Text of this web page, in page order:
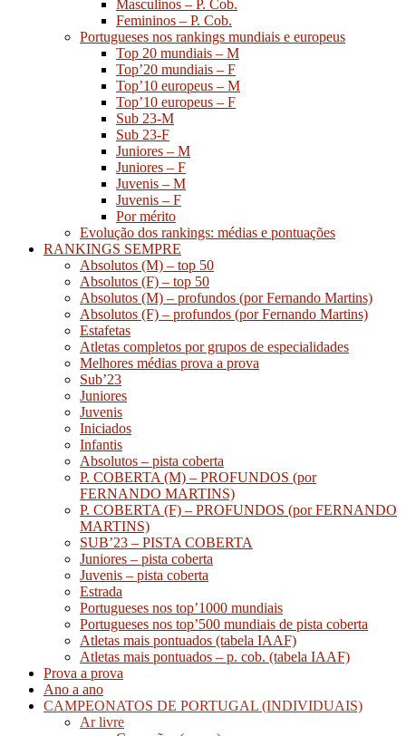
Masculinos – P. Cob.
Femininos – P. Cob.
Portugueses nos rankings mundiais e europeus
Top 20 mundiais – M
Top’20 mundiais – F
Top’10 europeus – M
Top’10 europeus – F
Sub 23-M
Sub 23-F
Juniores – M
Juniores – F
Juvenis – M
Juvenis – F
Por mérito
Evolução dos rankings: médias e pontuações
RANKINGS SEMPRE
Absolutos (M) – top 50
Absolutos (F) – top 50
Absolutos (M) – profundos (por Fernando Martins)
Absolutos (F) – profundos (por Fernando Martins)
Estafetas
Atletas completos por grupos de especialidades
Melhores médias prova a prova
Sub’23
Juniores
Juvenis
Iniciados
Infantis
Absolutos – pista coberta
P. COBERTA (M) – PROFUNDOS (por
FERNANDO MARTINS)
P. COBERTA (F) – PROFUNDOS (por FERNANDO
MARTINS)
SUB’23 – PISTA COBERTA
Juniores – pista coberta
Juvenis – pista coberta
Estrada
Portugueses nos top’1000 mundiais
Portugueses nos top’500 mundiais de pista coberta
Atletas mais pontuados (tabela IAAF)
Atletas mais pontuados – p. cob. (tabela IAAF)
Prova a prova
Ano a ano
CAMPEONATOS DE PORTUGAL (INDIVIDUAIS)
Ar livre